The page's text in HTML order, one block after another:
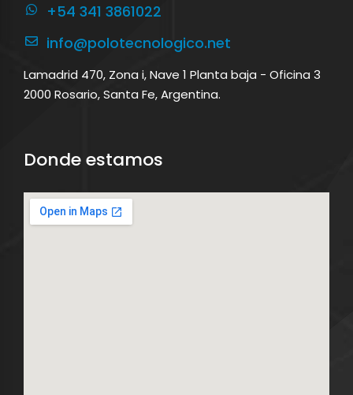
+54 341 3861022
info@polotecnologico.net
Lamadrid 470, Zona i, Nave 1 Planta baja - Oficina 3
2000 Rosario, Santa Fe, Argentina.
Donde estamos